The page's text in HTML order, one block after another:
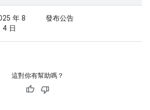
年 8
4 日
發布公告
這對你有幫助嗎？